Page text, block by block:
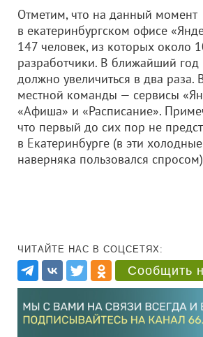
Отметим, что на данный момент
в екатеринбургском офисе
147 человек, из которых около
разработчики. В ближайший год
должно увеличиться в два раза.
местной команды — сервисы
«Афиша» и «Расписание».
что первый до сих пор не
в Екатеринбурге (в эти
наверняка пользовался
ЧИТАЙТЕ НАС В СОЦСЕТЯХ:
Сообщить